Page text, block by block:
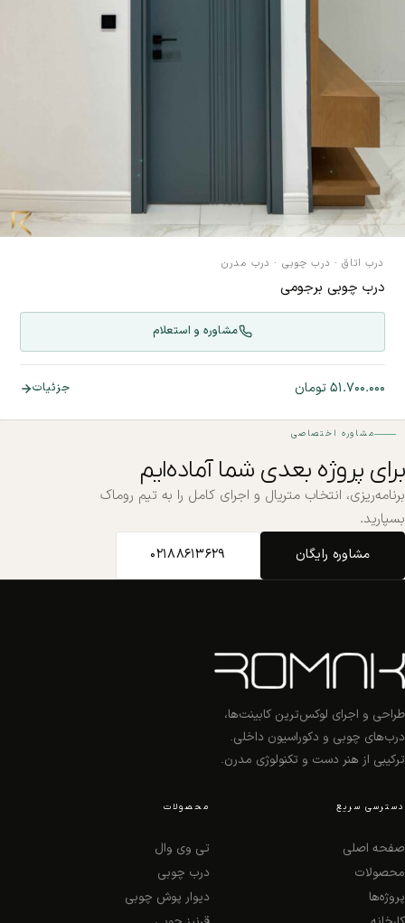
درب اتاق· درب چوبی · درب مدرن
درب چوبی برجومی
مشاوره و استعلام
۵۱.۷۰۰.۰۰۰ تومان جزئیات
مشاوره اختصاصی
برای پروژه بعدی شما آماده‌ایم
برنامه‌ریزی، انتخاب متریال و اجرای کامل را به تیم روماک
بسپارید.
مشاوره رایگان 02188613629
طراحی و اجرای لوکس‌ترین کابینت‌ها،
درب‌های چوبی و دکوراسیون داخلی.
ترکیبی از هنر دست و تکنولوژی مدرن.
دسترسی سریع
صفحه اصلی
محصولات
پروژه‌ها
محصولات
تی وی وال
درب چوبی
دیوار پوش چوبی